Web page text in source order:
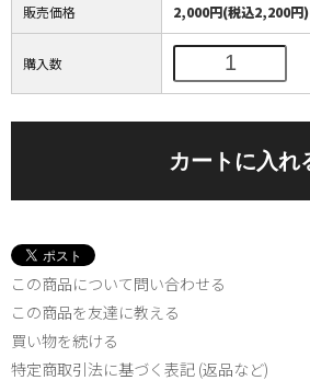
販売価格 2,000円(税込2,200円)
購入数
この商品について問い合わせる
この商品を友達に教える
買い物を続ける
特定商取引法に基づく表記 (返品など)